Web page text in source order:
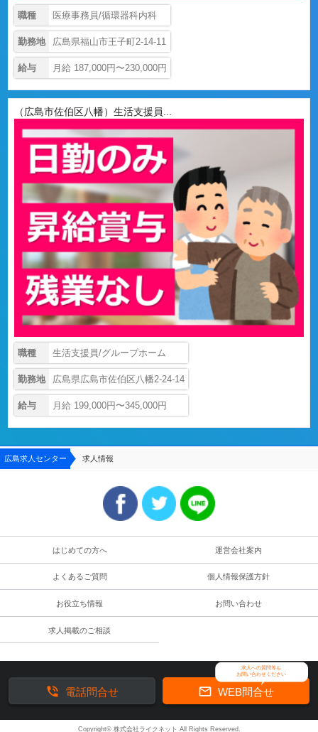
職種 医療事務員/循環器科内科
勤務地 広島県福山市王子町2-14-11
給与 月給 187,000円〜230,000円
（広島市佐伯区八幡）生活支援員...
職種 生活支援員/グループホーム
勤務地 広島県広島市佐伯区八幡2-24-14
給与 月給 199,000円〜345,000円
広島求人センター 求人情報
はじめての方へ 運営会社案内
よくあるご質問 個人情報保護方針
お役立ち情報 お問い合わせ
求人掲載のご相談
求人への質問等も
お問い合わせください
 WEB問合せ
 電話問合せ
Copyright© 株式会社ライクネット All Rights Reserved.